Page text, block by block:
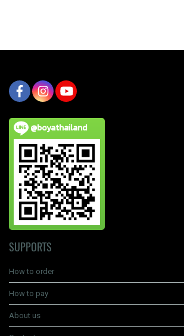
@boyathailand
SUPPORTS
How to order
How to pay
About us